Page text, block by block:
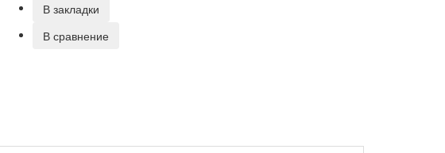
В закладки
В сравнение